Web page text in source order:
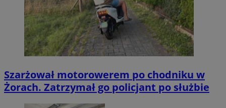
Szarżował motorowerem po chodniku w
Żorach. Zatrzymał go policjant po służbie